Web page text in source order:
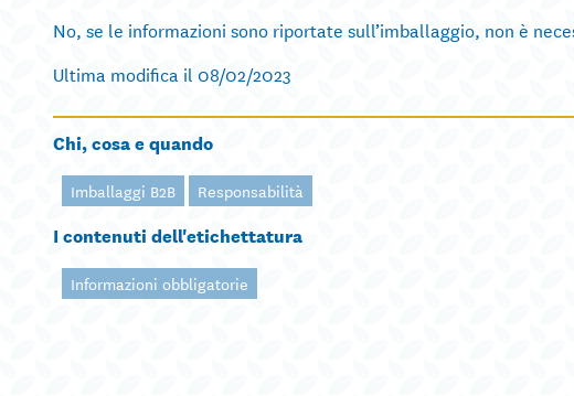
No, se le informazioni sono riportate sull’imballaggio, non è
Ultima modifica il 08/02/2023
Chi, cosa e quando
Imballaggi B2B Responsabilità
I contenuti dell'etichettatura
Informazioni obbligatorie